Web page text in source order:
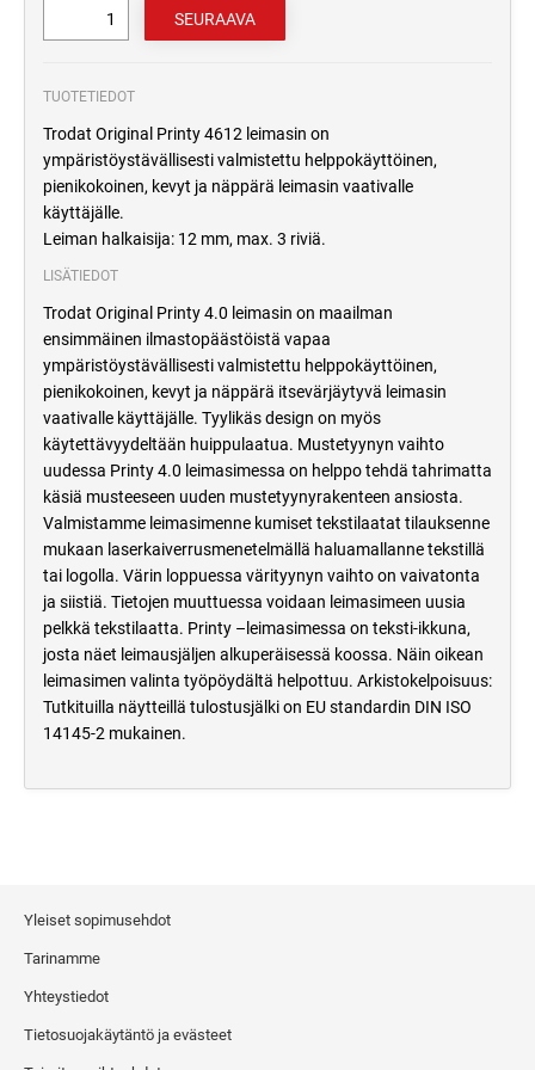
TUOTETIEDOT
Trodat Original Printy 4612 leimasin on
ympäristöystävällisesti valmistettu helppokäyttöinen,
pienikokoinen, kevyt ja näppärä leimasin vaativalle
käyttäjälle.
Leiman halkaisija: 12 mm, max. 3 riviä.
LISÄTIEDOT
Trodat Original Printy 4.0 leimasin on maailman
ensimmäinen ilmastopäästöistä vapaa
ympäristöystävällisesti valmistettu helppokäyttöinen,
pienikokoinen, kevyt ja näppärä itsevärjäytyvä leimasin
vaativalle käyttäjälle. Tyylikäs design on myös
käytettävyydeltään huippulaatua. Mustetyynyn vaihto
uudessa Printy 4.0 leimasimessa on helppo tehdä tahrimatta
käsiä musteeseen uuden mustetyynyrakenteen ansiosta.
Valmistamme leimasimenne kumiset tekstilaatat tilauksenne
mukaan laserkaiverrusmenetelmällä haluamallanne tekstillä
tai logolla. Värin loppuessa värityynyn vaihto on vaivatonta
ja siistiä. Tietojen muuttuessa voidaan leimasimeen uusia
pelkkä tekstilaatta. Printy –leimasimessa on teksti-ikkuna,
josta näet leimausjäljen alkuperäisessä koossa. Näin oikean
leimasimen valinta työpöydältä helpottuu. Arkistokelpoisuus:
Tutkituilla näytteillä tulostusjälki on EU standardin DIN ISO
14145-2 mukainen.
Yleiset sopimusehdot
Tarinamme
Yhteystiedot
Tietosuojakäytäntö ja evästeet